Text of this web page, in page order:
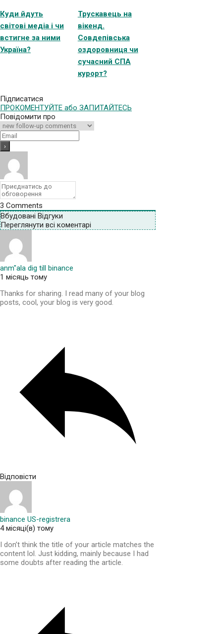
Куди йдуть
світові медіа і чи
встигне за ними
Україна?
Трускавець на
вікенд.
Совдепівська
оздоровниця чи
сучасний СПА
курорт?
Підписатися
ПРОКОМЕНТУЙТЕ або ЗАПИТАЙТЕСЬ
Повідомити про
3 Comments
Вбудовані Відгуки
Переглянути всі коментарі
anm"ala dig till binance
1 місяць тому
Thanks for sharing. I read many of your blog
posts, cool, your blog is very good.
Відповісти
binance US-registrera
4 місяці(в) тому
I don’t think the title of your article matches the
content lol. Just kidding, mainly because I had
some doubts after reading the article.